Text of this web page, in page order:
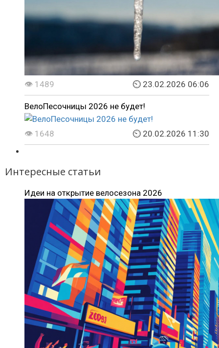
👁 1489 ⏲ 23.02.2026 06:06
ВелоПесочницы 2026 не будет!
👁 1648 ⏲ 20.02.2026 11:30
Интересные статьи
Идеи на открытие велосезона 2026